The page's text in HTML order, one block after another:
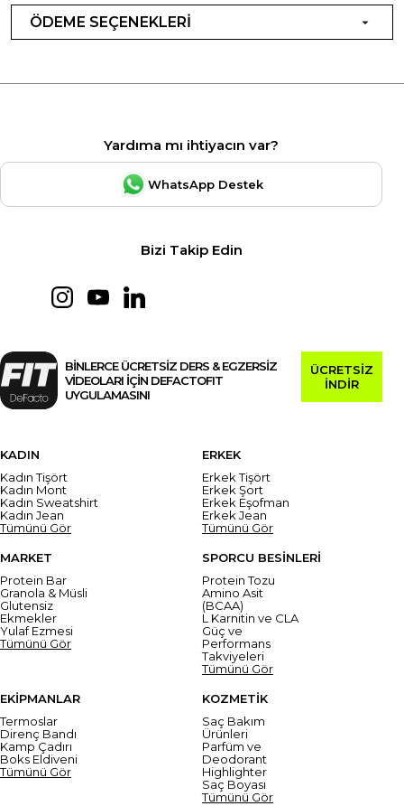
ÖDEME SEÇENEKLERİ
Yardıma mı ihtiyacın var?
WhatsApp Destek
Bizi Takip Edin
BİNLERCE ÜCRETSİZ DERS & EGZERSİZ
VİDEOLARI İÇİN DEFACTOFIT
UYGULAMASINI
ÜCRETSİZ
İNDİR
KADIN
Kadın Tişört
Kadın Mont
Kadın Sweatshirt
Kadın Jean
Tümünü Gör
ERKEK
Erkek Tişört
Erkek Şort
Erkek Eşofman
Erkek Jean
Tümünü Gör
MARKET
Protein Bar
Granola & Müsli
Glutensiz
Ekmekler
Yulaf Ezmesi
Tümünü Gör
SPORCU BESİNLERİ
Protein Tozu
Amino Asit
(BCAA)
L Karnitin ve CLA
Güç ve
Performans
Takviyeleri
Tümünü Gör
EKİPMANLAR
Termoslar
Direnç Bandı
Kamp Çadırı
Boks Eldiveni
Tümünü Gör
KOZMETİK
Saç Bakım
Ürünleri
Parfüm ve
Deodorant
Highlighter
Saç Boyası
Tümünü Gör